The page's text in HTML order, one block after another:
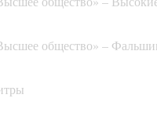
общество» –